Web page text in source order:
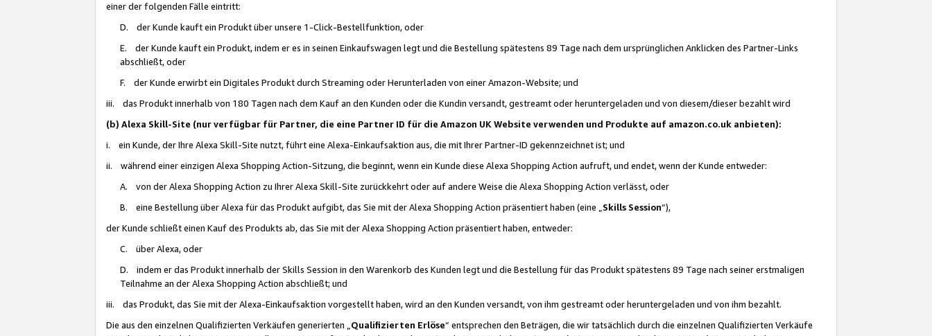
einer der folgenden Fälle eintritt:
D. der Kunde kauft ein Produkt über unsere 1-Click-Bestellfunktion, oder
E. der Kunde kauft ein Produkt, indem er es in seinen Einkaufswagen legt und die Bestellung spätestens 89 Tage nach dem ursprünglichen Anklicken des Partner-Links
abschließt, oder
F. der Kunde erwirbt ein Digitales Produkt durch Streaming oder Herunterladen von einer Amazon-Website; und
iii. das Produkt innerhalb von 180 Tagen nach dem Kauf an den Kunden oder die Kundin versandt, gestreamt oder heruntergeladen und von diesem/dieser bezahlt wird
(b) Alexa Skill-Site (nur verfügbar für Partner, die eine Partner ID für die Amazon UK Website verwenden und Produkte auf amazon.co.uk anbieten):
i. ein Kunde, der Ihre Alexa Skill-Site nutzt, führt eine Alexa-Einkaufsaktion aus, die mit Ihrer Partner-ID gekennzeichnet ist; und
ii. während einer einzigen Alexa Shopping Action-Sitzung, die beginnt, wenn ein Kunde diese Alexa Shopping Action aufruft, und endet, wenn der Kunde entweder:
A. von der Alexa Shopping Action zu Ihrer Alexa Skill-Site zurückkehrt oder auf andere Weise die Alexa Shopping Action verlässt, oder
B. eine Bestellung über Alexa für das Produkt aufgibt, das Sie mit der Alexa Shopping Action präsentiert haben (eine „ Skills Session“),
der Kunde schließt einen Kauf des Produkts ab, das Sie mit der Alexa Shopping Action präsentiert haben, entweder:
C. über Alexa, oder
D. indem er das Produkt innerhalb der Skills Session in den Warenkorb des Kunden legt und die Bestellung für das Produkt spätestens 89 Tage nach seiner erstmaligen
Teilnahme an der Alexa Shopping Action abschließt; und
iii. das Produkt, das Sie mit der Alexa-Einkaufsaktion vorgestellt haben, wird an den Kunden versandt, von ihm gestreamt oder heruntergeladen und von ihm bezahlt.
Die aus den einzelnen Qualifizierten Verkäufen generierten „ Qualifizierten Erlöse“ entsprechen den Beträgen, die wir tatsächlich durch die einzelnen Qualifizierten Verkäufe